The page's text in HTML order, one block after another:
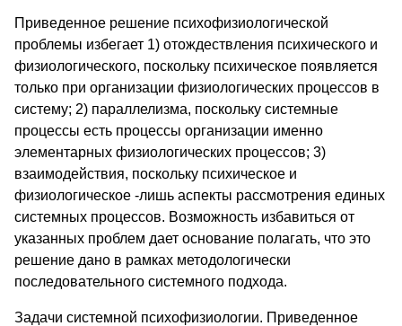
Приведенное решение психофизиологической
проблемы избегает 1) отождествления психического и
физиологического, поскольку психическое появляется
только при организации физиологических процессов в
систему; 2) параллелизма, поскольку системные
процессы есть процессы организации именно
элементарных физиологических процессов; 3)
взаимодействия, поскольку психическое и
физиологическое -лишь аспекты рассмотрения единых
системных процессов. Возможность избавиться от
указанных проблем дает основание полагать, что это
решение дано в рамках методологически
последовательного системного подхода.
Задачи системной психофизиологии. Приведенное